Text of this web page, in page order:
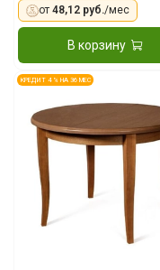
от48,12 руб./мес
В корзину
КРЕДИТ 4 % НА 36 МЕС